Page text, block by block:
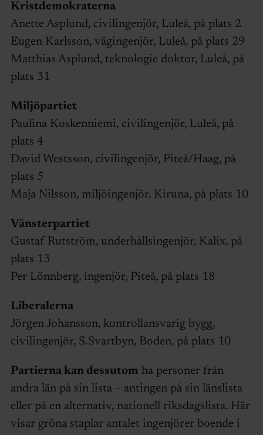
Kristdemokraterna
Anette Asplund, civilingenjör, Luleå, på plats 2
Eugen Karlsson, vägingenjör, Luleå, på plats 29
Matthias Asplund, teknologie doktor, Luleå, på
plats 31
Miljöpartiet
Paulina Koskenniemi, civilingenjör, Luleå, på
plats 4
David Westsson, civilingenjör, Piteå/Haag, på
plats 5
Maja Nilsson, miljöingenjör, Kiruna, på plats 10
Vänsterpartiet
Gustaf Rutström, underhållsingenjör, Kalix, på
plats 13
Per Lönnberg, ingenjör, Piteå, på plats 18
Liberalerna
Jörgen Johansson, kontrollansvarig bygg,
civilingenjör, S.Svartbyn, Boden, på plats 10
Partierna kan dessutom ha personer från
andra län på sin lista – antingen på sin länslista
eller på en alternativ, nationell riksdagslista. Här
visar gröna staplar antalet ingenjörer boende i